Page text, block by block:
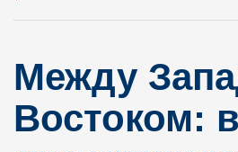
конференции
«Философия
будущего:
идеи
Между
Востоком: